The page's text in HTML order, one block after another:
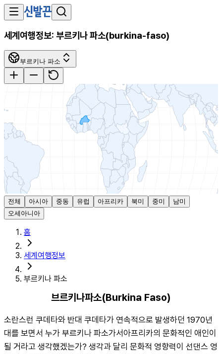
세계여행정보: 부르키나 파소(burkina-faso)
부르키나 파소
전체 아시아 중동 유럽 아프리카 북미 중미
남미
오세아니아
홈
세계여행정보
부르키나 파소
브르키나파소(Burkina Faso)
소란스런 쿠데타와 반대 쿠데타가 연속적으로 발생하던 1970년
대를 보면서 누가 부르키나 파소가서아프리카의 문화적인 애인이
될 거라고 생각했겠는가? 생각과 달리 문화적 영향력이 선댄스 영